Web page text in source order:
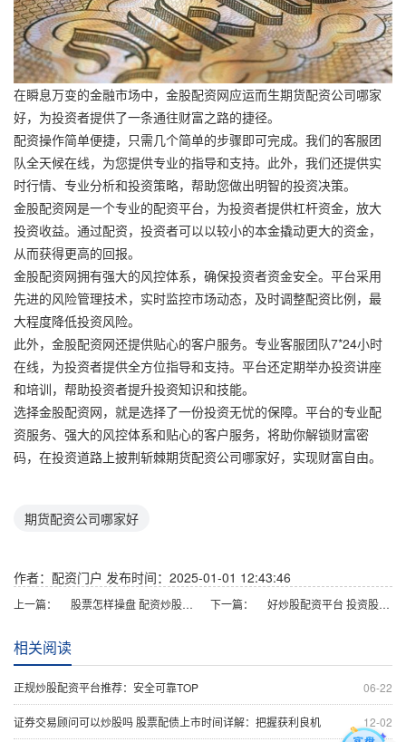
在瞬息万变的金融市场中，金股配资网应运而生期货配资公司哪家
好，为投资者提供了一条通往财富之路的捷径。
配资操作简单便捷，只需几个简单的步骤即可完成。我们的客服团
队全天候在线，为您提供专业的指导和支持。此外，我们还提供实
时行情、专业分析和投资策略，帮助您做出明智的投资决策。
金股配资网是一个专业的配资平台，为投资者提供杠杆资金，放大
投资收益。通过配资，投资者可以以较小的本金撬动更大的资金，
从而获得更高的回报。
金股配资网拥有强大的风控体系，确保投资者资金安全。平台采用
先进的风险管理技术，实时监控市场动态，及时调整配资比例，最
大程度降低投资风险。
此外，金股配资网还提供贴心的客户服务。专业客服团队7*24小时
在线，为投资者提供全方位指导和支持。平台还定期举办投资讲座
和培训，帮助投资者提升投资知识和技能。
选择金股配资网，就是选择了一份投资无忧的保障。平台的专业配
资服务、强大的风控体系和贴心的客户服务，将助你解锁财富密
码，在投资道路上披荆斩棘期货配资公司哪家好，实现财富自由。
期货配资公司哪家好
作者：配资门户 发布时间：2025-01-01 12:43:46
上一篇： 股票怎样操盘 配资炒股：小本金撬动大收益，把握财富机遇 下一篇： 好炒股配资平台 投资股票配资：放大收益，把握市场机遇
相关阅读
06-22
正规炒股配资平台推荐：安全可靠TOP
12-02
证券交易顾问可以炒股吗 股票配债上市时间详解：把握获利良机